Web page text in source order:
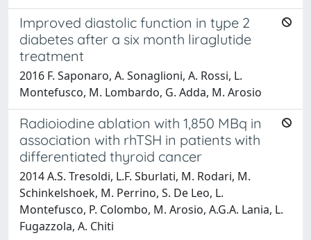
Improved diastolic function in type 2
diabetes after a six month liraglutide
treatment
2016 F. Saponaro, A. Sonaglioni, A. Rossi, L.
Montefusco, M. Lombardo, G. Adda, M. Arosio
Radioiodine ablation with 1,850 MBq in
association with rhTSH in patients with
differentiated thyroid cancer
2014 A.S. Tresoldi, L.F. Sburlati, M. Rodari, M.
Schinkelshoek, M. Perrino, S. De Leo, L.
Montefusco, P. Colombo, M. Arosio, A.G.A. Lania, L.
Fugazzola, A. Chiti